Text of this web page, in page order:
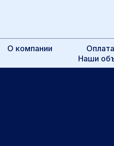
О компании
Наши